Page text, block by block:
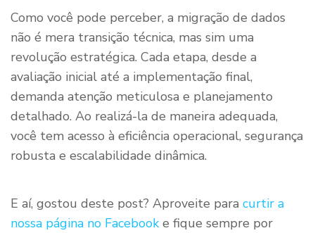
Como você pode perceber, a migração de dados
não é mera transição técnica, mas sim uma
revolução estratégica. Cada etapa, desde a
avaliação inicial até a implementação final,
demanda atenção meticulosa e planejamento
detalhado. Ao realizá-la de maneira adequada,
você tem acesso à eficiência operacional, segurança
robusta e escalabilidade dinâmica.
E aí, gostou deste post? Aproveite para curtir a
nossa página no Facebook e fique sempre por